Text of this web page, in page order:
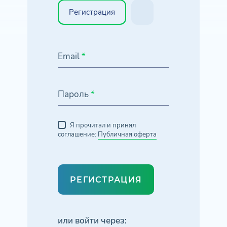
Регистрация
Email*
Пароль*
Я прочитал и принял
соглашение: Публичная оферта
РЕГИСТРАЦИЯ
или войти через: